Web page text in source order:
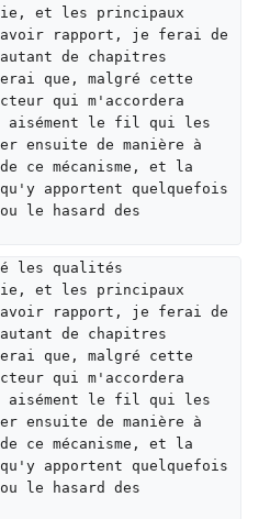
et les principaux
avoir rapport, je ferai de
de chapitres
que, malgré cette
qui m'accordera
aisément le fil qui les
ensuite de manière à
ce mécanisme, et la
qu'y apportent quelquefois
le hasard des
les qualités
et les principaux
avoir rapport, je ferai de
de chapitres
que, malgré cette
qui m'accordera
aisément le fil qui les
ensuite de manière à
ce mécanisme, et la
qu'y apportent quelquefois
le hasard des